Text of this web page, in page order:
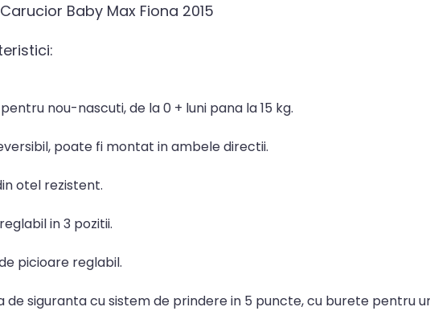
Baby Max Fiona 2015
nou-nascuti, de la 0 + luni pana la 15 kg.
poate fi montat in ambele directii.
otel rezistent.
in 3 pozitii.
picioare reglabil.
de siguranta cu sistem de prindere in 5 puncte, cu burete pentru